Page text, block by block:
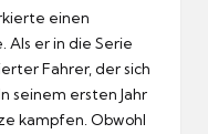
einen
Als er in die Serie
Fahrer, der sich
seinem ersten Jahr
kampfen. Obwohl